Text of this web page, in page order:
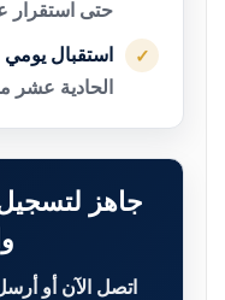
حتى استقرار
✓ استقبال يومي
الحادية عشر
جاهز
اتصل الآن أو